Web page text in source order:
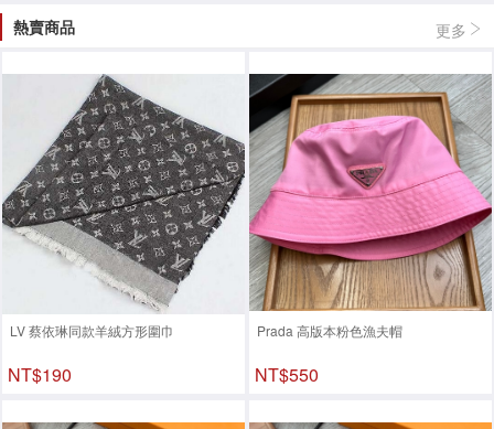
熱賣商品 更多
LV 蔡依琳同款羊絨方形圍巾
NT$190
Prada 高版本粉色漁夫帽
NT$550